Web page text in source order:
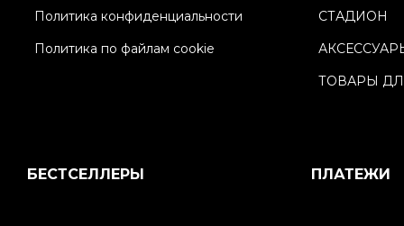
Политика конфиденциальности
Политика по файлам cookie
СТАДИОН
ТОВАРЫ
БЕСТСЕЛЛЕРЫ ПЛАТЕЖИ